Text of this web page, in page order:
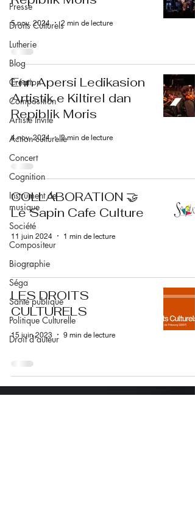
Presse
Droits Culturels
Lutherie
Blog
Création
Composition
Artiste Invité
Action culturelle
Concert
Cognition
Instrument de
musique
Société
Compositeur
Biographie
Séga
Santé publique
Politique Culturelle
Droit d'auteur
5 nov. 2024 2 min de lecture
Enn Apersi Ledikasion
Artistik e Kiltirel dan
Repiblik Moris
4 nov. 2024 2 min de lecture
COLLABORATION 🤝
Le Sapin Cafe Culture
11 juin 2024 1 min de lecture
LES DROITS
CULTURELS
15 juin 2023 9 min de lecture